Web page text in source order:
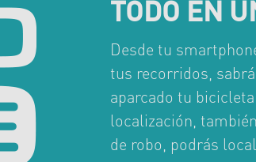
TODO EN
Desde tu
tus recorridos,
aparcado tu
localización,
de robo, podrás